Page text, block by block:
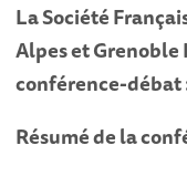
La Société
Alpes et Grenoble
conférence-débat
Résumé de la